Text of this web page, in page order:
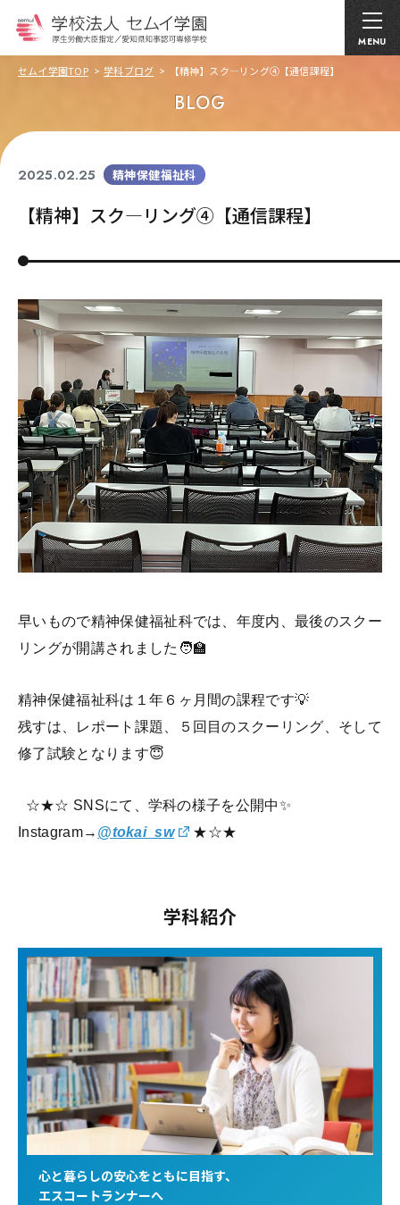
MENU
セムイ学園TOP 学科ブログ 【精神】スク―リング④【通信課程】
BLOG
2025.02.25 精神保健福祉科
【精神】スク―リング④【通信課程】
早いもので精神保健福祉科では、年度内、最後のスクー
リングが開講されました🧑‍🏫
精神保健福祉科は１年６ヶ月間の課程です💡
残すは、レポート課題、５回目のスクーリング、そして
修了試験となります😇
☆★☆ SNSにて、学科の様子を公開中✨
Instagram→ @tokai_sw ★☆★
学科紹介
心と暮らしの安心をともに目指す、
エスコートランナーへ